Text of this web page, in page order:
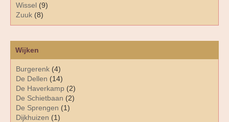
Wissel (9)
Zuuk (8)
Wijken
Burgerenk (4)
De Dellen (14)
De Haverkamp (2)
De Schietbaan (2)
De Sprengen (1)
Dijkhuizen (1)